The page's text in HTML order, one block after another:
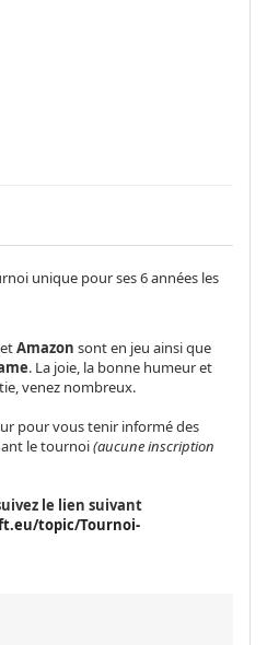
unique pour ses 6 années les
etAmazon sont en jeu ainsi que
. La joie, la bonne humeur et
venez nombreux.
pour vous tenir informé des
le tournoi(aucune inscription
le lien suivant
topic/Tournoi-